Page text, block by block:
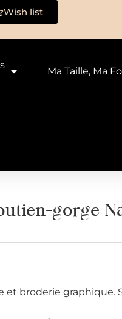
Wish list
Ma Taille, Ma
gorge
broderie graphique.